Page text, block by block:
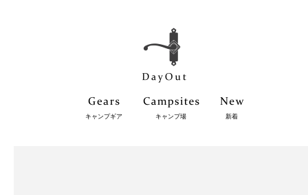
キャンプギア キャンプ場 新着